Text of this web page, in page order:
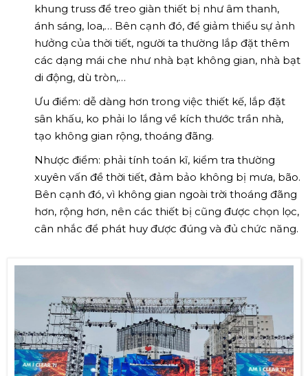
khung truss để treo giàn thiết bị như âm thanh,
ánh sáng, loa,… Bên cạnh đó, để giảm thiểu sự ảnh
hưởng của thời tiết, người ta thường lắp đặt thêm
các dạng mái che như nhà bạt không gian, nhà bạt
di động, dù tròn,…
Ưu điểm: dễ dàng hơn trong việc thiết kế, lắp đặt
sân khấu, ko phải lo lắng về kích thước trần nhà,
tạo không gian rộng, thoáng đãng.
Nhược điểm: phải tính toán kĩ, kiểm tra thường
xuyên vấn đề thời tiết, đảm bảo không bị mưa, bão.
Bên cạnh đó, vì không gian ngoài trời thoáng đãng
hơn, rộng hơn, nên các thiết bị cũng được chọn lọc,
cân nhắc để phát huy được đúng và đủ chức năng.